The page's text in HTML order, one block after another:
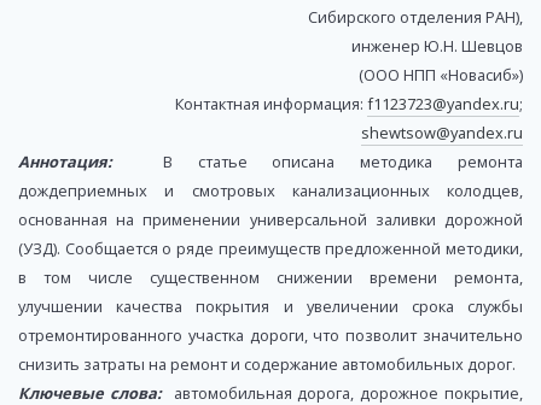
Сибирского отделения РАН),
инженер Ю.Н. Шевцов
(ООО НПП «Новасиб»)
Контактная информация: f1123723@yandex.ru;
shewtsow@yandex.ru
Аннотация:В статье описана методика ремонта
дождеприемных и смотровых канализационных колодцев,
основанная на применении универсальной заливки дорожной
(УЗД). Сообщается о ряде преимуществ предложенной методики,
в том числе существенном снижении времени ремонта,
улучшении качества покрытия и увеличении срока службы
отремонтированного участка дороги, что позволит значительно
снизить затраты на ремонт и содержание автомобильных дорог.
Ключевые слова:автомобильная дорога, дорожное покрытие,